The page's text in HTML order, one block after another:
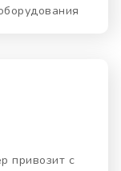
привозит с